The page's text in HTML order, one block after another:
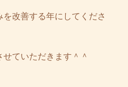
を改善する年にしてくださ
ていただきます＾＾